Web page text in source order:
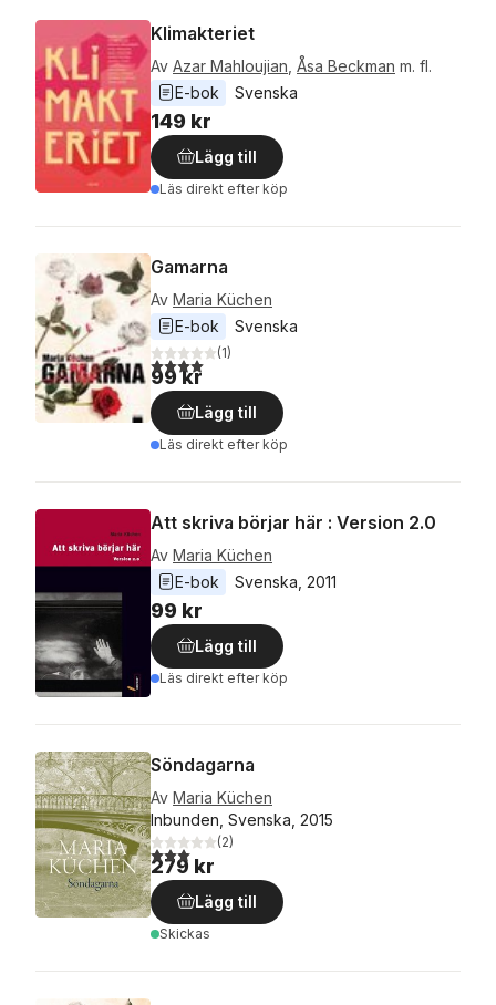
Klimakteriet
Av Azar Mahloujian Åsa Beckman m. fl.
E-bok
Svenska
149 kr
Lägg till
Läs direkt efter köp
Gamarna
Av Maria Küchen
E-bok
Svenska
4,0utav 5 stjärnor. Totalt antal röster:
(1)
99 kr
Lägg till
Läs direkt efter köp
Att skriva börjar här : Version 2.0
Av Maria Küchen
E-bok
Svenska 2011
99 kr
Lägg till
Läs direkt efter köp
Söndagarna
Av Maria Küchen
Inbunden, Svenska, 2015
3,0utav 5 stjärnor. Totalt antal röster:
(2)
279 kr
Lägg till
Skickas